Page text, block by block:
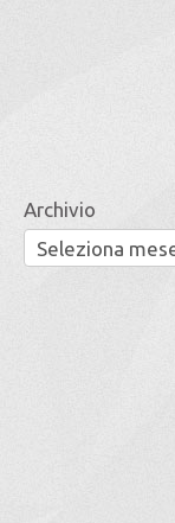
Archivio